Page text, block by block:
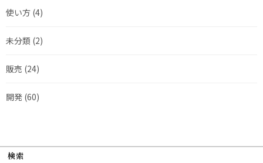
使い方 (4)
未分類 (2)
販売 (24)
開発 (60)
検索